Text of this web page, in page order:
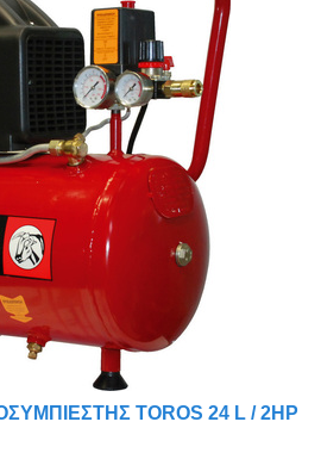
TOROS 24 L / 2HP